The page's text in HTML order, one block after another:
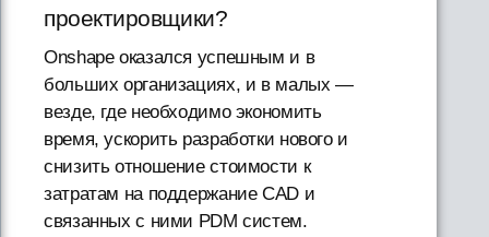
проектировщики?
Onshape оказался успешным и в
больших организациях, и в малых —
везде, где необходимо экономить
время, ускорить разработки нового и
снизить отношение стоимости к
затратам на поддержание CAD и
связанных с ними PDM систем.